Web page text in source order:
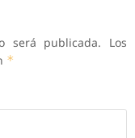
será publicada.
Los
*